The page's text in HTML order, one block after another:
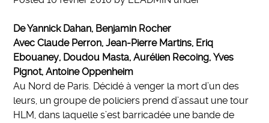
De Yannick Dahan, Benjamin Rocher
Avec Claude Perron, Jean-Pierre Martins, Eriq
Ebouaney, Doudou Masta, Aurélien Recoing, Yves
Pignot, Antoine Oppenheim
Au Nord de Paris. Décidé à venger la mort d’un des
leurs, un groupe de policiers prend d’assaut une tour
HLM, dans laquelle s’est barricadée une bande de